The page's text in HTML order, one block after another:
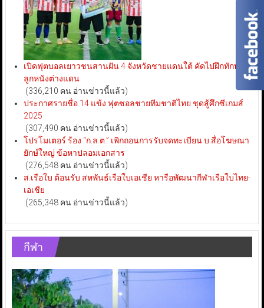
เปิดฟุตบอลเยาวชนสานฝัน 4 จังหวัดชายแดนใต้ คัดไปฝึกทักษะ
ลูกหนังต่างแดน
(336,210 คน อ่านข่าวนี้แล้ว)
ประกาศรายชื่อ 14 แข้ง ฟุตซอลชายทีมชาติไทย ชุดสู้ศึกซีเกมส์
2025
(307,490 คน อ่านข่าวนี้แล้ว)
โปรโมเตอร์ ร้อง “ก.ล.ต.” เพิกถอนการรับจดทะเบียน บ.สื่อโฆษณา
ยักษ์ใหญ่ ข้อหาปลอมเอกสาร
(276,548 คน อ่านข่าวนี้แล้ว)
ส.เรือใบ ต้อนรับ สหพันธ์เรือใบเอเชีย หารือพัฒนากีฬาเรือใบไทย-
เอเชีย
(265,348 คน อ่านข่าวนี้แล้ว)
กีฬา